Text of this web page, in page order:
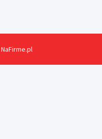
NaFirme.pl